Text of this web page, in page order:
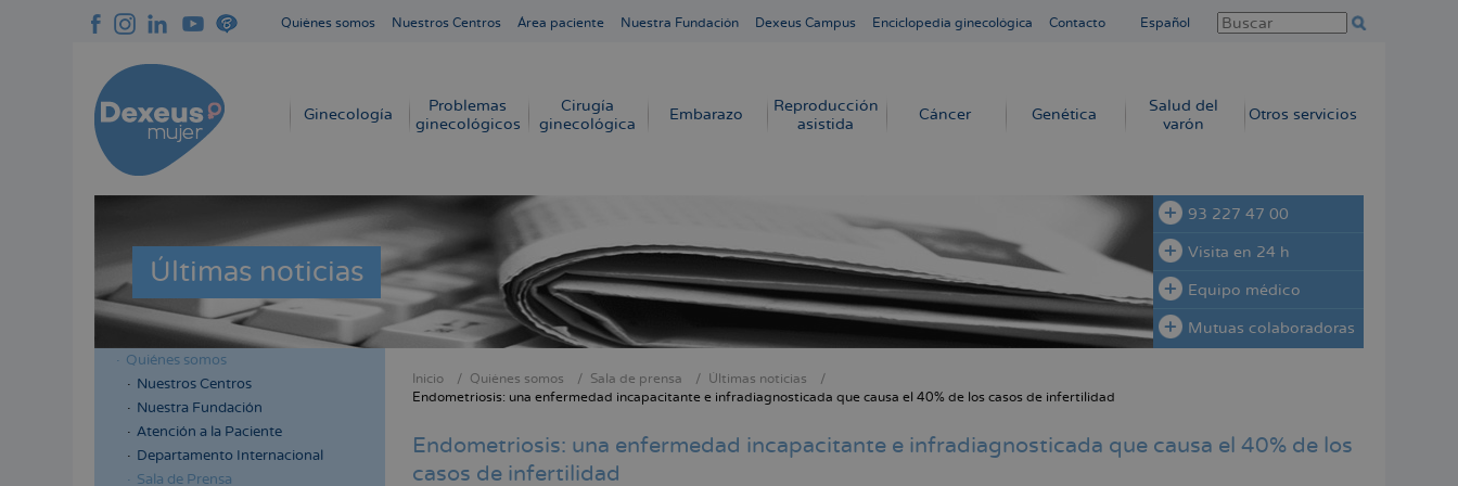
Quiénes somos Nuestros Centros Área paciente Nuestra Fundación Dexeus Campus Enciclopedia ginecológica Contacto Español
Navegación
Ginecología
Problemas
ginecológicos
Cirugía
ginecológica
Embarazo
Reproducción
asistida
Cáncer Genética
Salud del
varón
Otros servicios
Últimas noticias
93 227 47 00
Visita en 24 h
Equipo médico
Mutuas colaboradoras
Menú
lateral
cabecera
Quiénes somos
Nuestros Centros
Nuestra Fundación
Atención a la Paciente
Departamento Internacional
Sala de Prensa
Sobrescribir
de
ayuda
Inicio Quiénes somos Sala de prensa
Últimas noticias
Endometriosis: una enfermedad incapacitante e infradiagnosticada que causa el 40% de los casos de infertilidad
Endometriosis: una enfermedad incapacitante e infradiagnosticada que causa el 40% de los
casos de infertilidad